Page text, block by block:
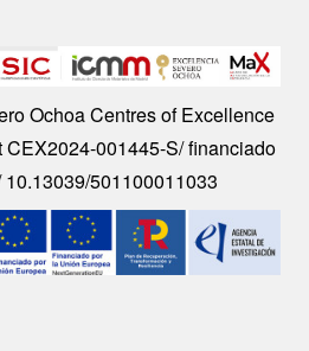
Image
Ochoa Centres of Excellence
CEX2024-001445-S/ financiado
10.13039/501100011033
Image